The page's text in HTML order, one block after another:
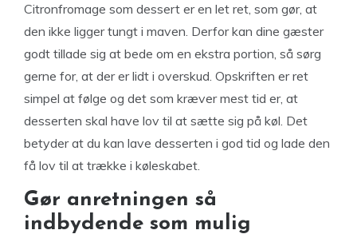
Citronfromage som dessert er en let ret, som gør, at
den ikke ligger tungt i maven. Derfor kan dine gæster
godt tillade sig at bede om en ekstra portion, så sørg
gerne for, at der er lidt i overskud. Opskriften er ret
simpel at følge og det som kræver mest tid er, at
desserten skal have lov til at sætte sig på køl. Det
betyder at du kan lave desserten i god tid og lade den
få lov til at trække i køleskabet.
Gør anretningen så
indbydende som mulig